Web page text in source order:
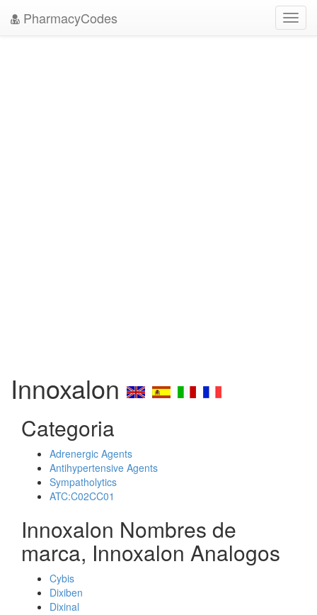
PharmacyCodes
Innoxalon
Categoria
Adrenergic Agents
Antihypertensive Agents
Sympatholytics
ATC:C02CC01
Innoxalon Nombres de
marca, Innoxalon Analogos
Cybis
Dixiben
Dixinal